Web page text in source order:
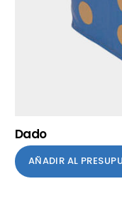
Dado
AÑADIR AL